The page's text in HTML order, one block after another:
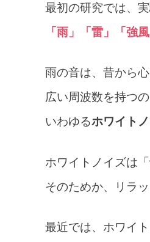
最初の研究では、
「雨」「雷」「強
雨の音は、昔から
広い周波数を持つ
いわゆるホワイト
ホワイトノイズは「
そのためか、リラ
最近では、ホワイ